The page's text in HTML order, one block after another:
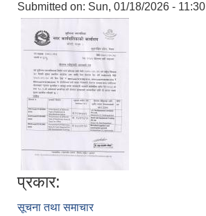
Submitted on: Sun, 01/18/2026 - 11:30
प्रकार:
सूचना तथा समाचार